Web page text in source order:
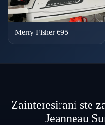
Merry Fisher 695
Zainteresirani ste
Jeanneau